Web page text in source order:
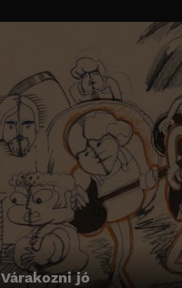
Várakozni jó